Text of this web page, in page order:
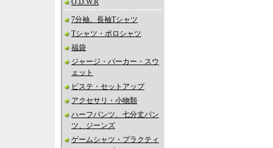
O.D.W.R
7分袖、長袖Tシャツ
Tシャツ・ポロシャツ
福袋
ジャージ・パーカー・スウ
ェット
ビステ・セットアップ
アクセサリ・小物類
ハーフパンツ、七分丈パン
ツ、ジーンズ
ゲームシャツ・プラクティ